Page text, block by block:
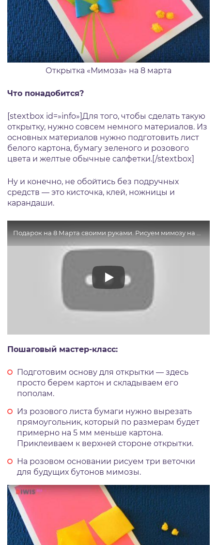
Открытка «Мимоза» на 8 марта
Что понадобится?
[stextbox id=»info»]Для того, чтобы сделать такую
открытку, нужно совсем немного материалов. Из
основных материалов нужно подготовить лист
белого картона, бумагу зеленого и розового
цвета и желтые обычные салфетки.[/stextbox]
Ну и конечно, не обойтись без подручных
средств — это кисточка, клей, ножницы и
карандаши.
Пошаговый мастер-класс:
Подготовим основу для открытки — здесь
просто берем картон и складываем его
пополам.
Из розового листа бумаги нужно вырезать
прямоугольник, который по размерам будет
примерно на 5 мм меньше картона.
Приклеиваем к верхней стороне открытки.
На розовом основании рисуем три веточки
для будущих бутонов мимозы.